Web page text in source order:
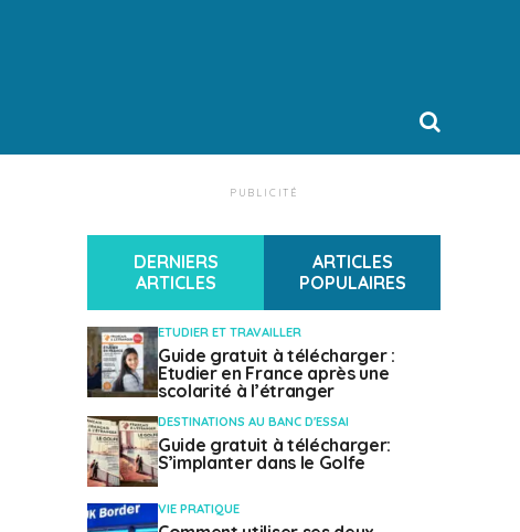
PUBLICITÉ
DERNIERS
ARTICLES
ARTICLES
POPULAIRES
ETUDIER ET TRAVAILLER
Guide gratuit à télécharger :
Etudier en France après une
scolarité à l’étranger
DESTINATIONS AU BANC D'ESSAI
Guide gratuit à télécharger:
S’implanter dans le Golfe
VIE PRATIQUE